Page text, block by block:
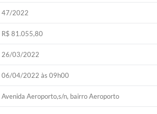
47/2022
R$ 81.055,80
26/03/2022
06/04/2022 às 09h00
Avenida Aeroporto,s/n, bairro Aeroporto